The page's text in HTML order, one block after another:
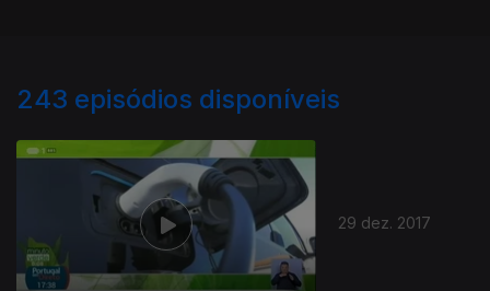
243 episódios disponíveis
29 dez. 2017